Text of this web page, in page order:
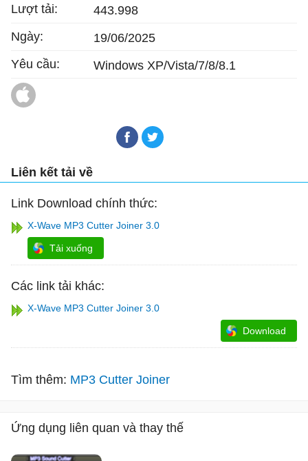
Lượt tải:
443.998
Ngày:
19/06/2025
Yêu cầu:
Windows XP/Vista/7/8/8.1
Liên kết tải về
Link Download chính thức:
X-Wave MP3 Cutter Joiner 3.0
Tải xuống
Các link tải khác:
X-Wave MP3 Cutter Joiner 3.0
Download
Tìm thêm: MP3 Cutter Joiner
Ứng dụng liên quan và thay thế